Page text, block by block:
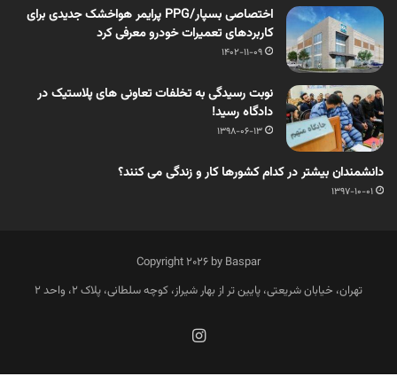
اختصاصی بسپار/PPG پرایمر هواخشک جدیدی برای
کاربردهای تعمیرات خودرو معرفی کرد
1402-11-09
نوبت رسیدگی به تخلفات تعاونی های پلاستیک در
دادگاه رسید!
1398-06-13
دانشمندان بیشتر در کدام کشورها کار و زندگی می کنند؟
1397-10-01
Copyright 2026 by Baspar
تهران، خیابان شریعتی، پایین تر از بهار شیراز، کوچه سلطانی، پلاک 2، واحد 2